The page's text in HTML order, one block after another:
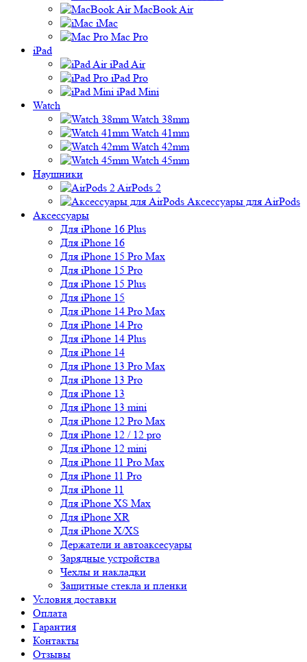
MacBook Air
iMac
Mac Pro
iPad
iPad Air
iPad Pro
iPad Mini
Watch
Watch 38mm
Watch 41mm
Watch 42mm
Watch 45mm
Наушники
AirPods 2
Аксессуары для AirPods
Аксессуары
Для iPhone 16 Plus
Для iPhone 16
Для iPhone 15 Pro Max
Для iPhone 15 Pro
Для iPhone 15 Plus
Для iPhone 15
Для iPhone 14 Pro Max
Для iPhone 14 Pro
Для iPhone 14 Plus
Для iPhone 14
Для iPhone 13 Pro Max
Для iPhone 13 Pro
Для iPhone 13
Для iPhone 13 mini
Для iPhone 12 Pro Max
Для iPhone 12 / 12 pro
Для iPhone 12 mini
Для iPhone 11 Pro Max
Для iPhone 11 Pro
Для iPhone 11
Для iPhone XS Max
Для iPhone XR
Для iPhone X/XS
Держатели и автоаксесуары
Зарядные устройства
Чехлы и накладки
Защитные стекла и пленки
Условия доставки
Оплата
Гарантия
Контакты
Отзывы